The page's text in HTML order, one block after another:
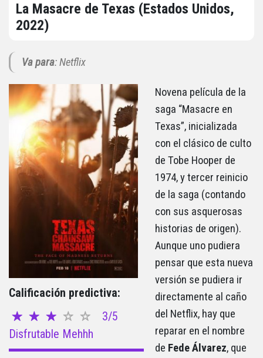
La Masacre de Texas (Estados Unidos,
2022)
Va para: Netflix
Calificación predictiva:
3/5
Disfrutable Mehhh
Novena película de la
saga “Masacre en
Texas”, inicializada
con el clásico de culto
de Tobe Hooper de
1974, y tercer reinicio
de la saga (contando
con sus asquerosas
historias de origen).
Aunque uno pudiera
pensar que esta nueva
versión se pudiera ir
directamente al caño
del Netflix, hay que
reparar en el nombre
de Fede Álvarez, que